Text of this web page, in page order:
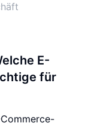
E-
für